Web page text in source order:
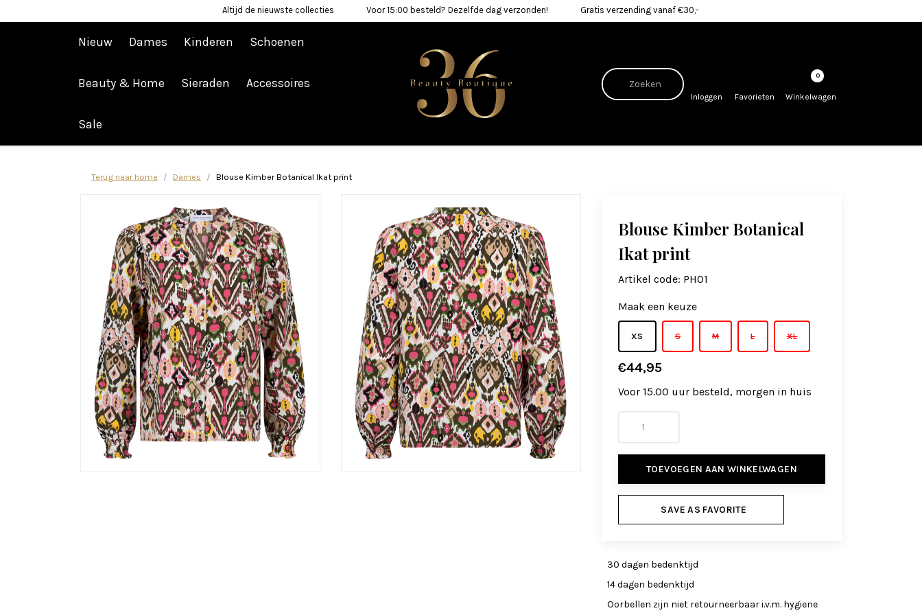
Altijd de nieuwste collecties Voor 15:00 besteld? Dezelfde dag verzonden! Gratis verzending vanaf €30,-
Nieuw Dames Kinderen Schoenen
Beauty & Home Sieraden Accessoires
Sale
Inloggen Favorieten
0
Winkelwagen
Afrekenen is uitgeschakeld.
Terug naar home Dames Blouse Kimber Botanical Ikat print
Blouse Kimber Botanical
Ikat print
Artikel code: PH01
Maak een keuze
XS S M L XL
€44,95
Voor 15.00 uur besteld, morgen in huis
TOEVOEGEN AAN WINKELWAGEN
SAVE AS FAVORITE
30 dagen bedenktijd
14 dagen bedenktijd
Oorbellen zijn niet retourneerbaar i.v.m. hygiene